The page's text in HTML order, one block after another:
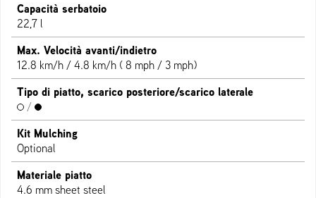
Capacità serbatoio
22,7 l
Max. Velocità avanti/indietro
12.8 km/h / 4.8 km/h ( 8 mph / 3 mph)
Tipo di piatto, scarico posteriore/scarico laterale
/
Kit Mulching
Optional
Materiale piatto
4.6 mm sheet steel